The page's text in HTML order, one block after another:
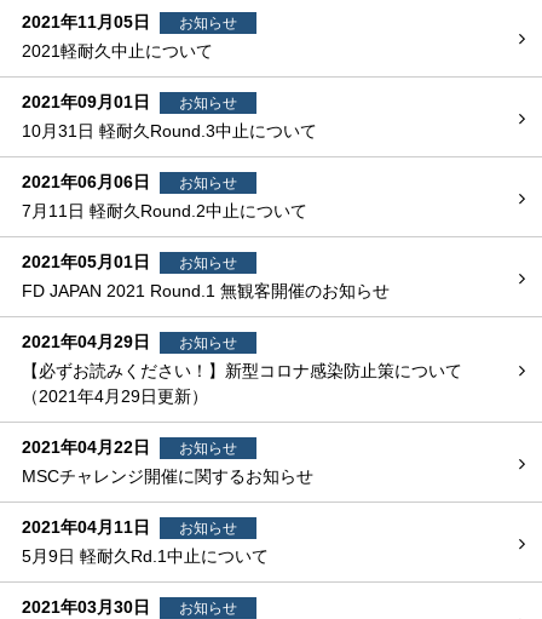
2021年11月05日 お知らせ
2021軽耐久中止について
2021年09月01日 お知らせ
10月31日 軽耐久Round.3中止について
2021年06月06日 お知らせ
7月11日 軽耐久Round.2中止について
2021年05月01日 お知らせ
FD JAPAN 2021 Round.1 無観客開催のお知らせ
2021年04月29日 お知らせ
【必ずお読みください！】新型コロナ感染防止策について
（2021年4月29日更新）
2021年04月22日 お知らせ
MSCチャレンジ開催に関するお知らせ
2021年04月11日 お知らせ
5月9日 軽耐久Rd.1中止について
2021年03月30日 お知らせ